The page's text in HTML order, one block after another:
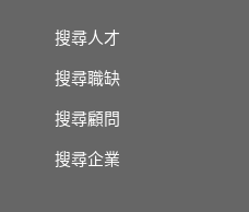
搜尋人才
搜尋職缺
搜尋顧問
搜尋企業